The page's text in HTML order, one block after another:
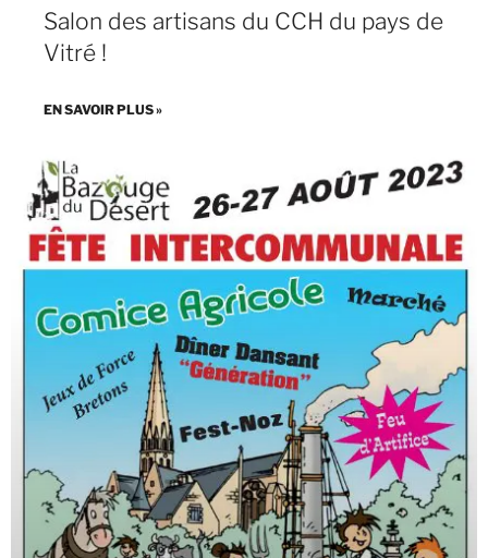
Salon des artisans du CCH du pays de
Vitré !
EN SAVOIR PLUS »